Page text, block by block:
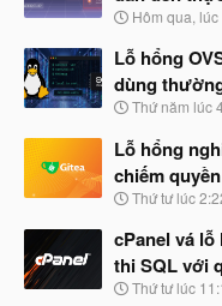
u
ắ
đ
ầ
u
N
à
b
ắ
đ
ầ
u
Hôm qua, lúc
Lỗ hổng
dùng
N
à
y
b
ắ
đ
ầ
u
Thứ năm lúc
Lỗ hổng
chiếm
N
à
b
ắ
Thứ tư lúc
cPanel vá
thi SQL với
N
Thứ tư lúc